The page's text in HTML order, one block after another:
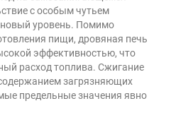
с особым чутьем
уровень. Помимо
пищи, дровяная печь
эффективностью, что
расход топлива. Сжигание
загрязняющих
предельные значения явно